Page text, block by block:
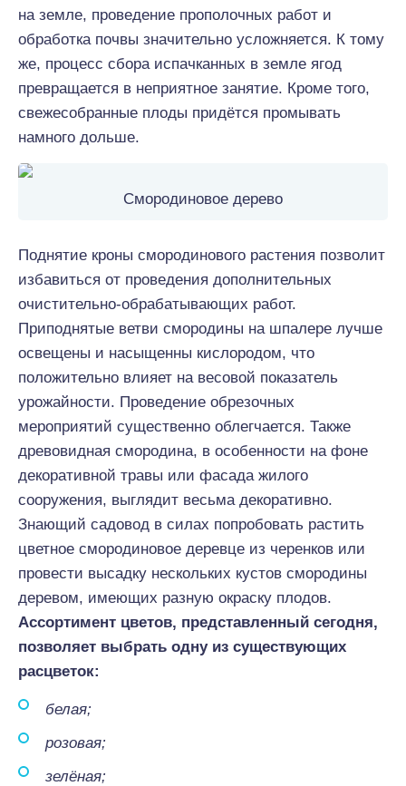
на земле, проведение прополочных работ и
обработка почвы значительно усложняется. К тому
же, процесс сбора испачканных в земле ягод
превращается в неприятное занятие. Кроме того,
свежесобранные плоды придётся промывать
намного дольше.
Смородиновое дерево
Поднятие кроны смородинового растения позволит
избавиться от проведения дополнительных
очистительно-обрабатывающих работ.
Приподнятые ветви смородины на шпалере лучше
освещены и насыщенны кислородом, что
положительно влияет на весовой показатель
урожайности. Проведение обрезочных
мероприятий существенно облегчается. Также
древовидная смородина, в особенности на фоне
декоративной травы или фасада жилого
сооружения, выглядит весьма декоративно.
Знающий садовод в силах попробовать растить
цветное смородиновое деревце из черенков или
провести высадку нескольких кустов смородины
деревом, имеющих разную окраску плодов.
Ассортимент цветов, представленный сегодня,
позволяет выбрать одну из существующих
расцветок:
белая;
розовая;
зелёная;